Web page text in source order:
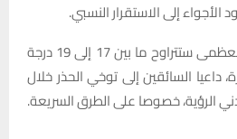
إلى الاستقرار النسبي.
وأضاف أن درجات الحرارة العظمى ستتراوح ما بين 17 إلى 19 درجة
داعيا السائقين إلى توخي الحذر خلال
الرؤية، خصوصا على الطرق السريعة.